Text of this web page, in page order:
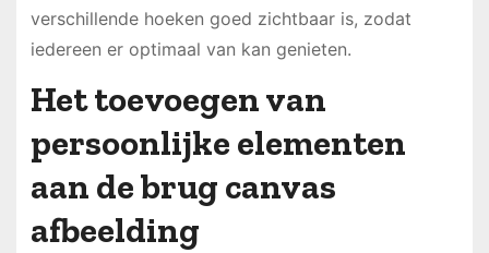
verschillende hoeken goed zichtbaar is, zodat
iedereen er optimaal van kan genieten.
Het toevoegen van
persoonlijke elementen
aan de brug canvas
afbeelding